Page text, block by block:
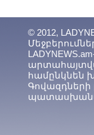
© 2012,
համընկնեն
Գովազդների